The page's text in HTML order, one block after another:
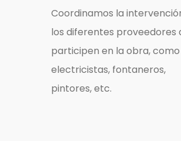
Coordinamos la
los diferentes proveedores
participen en la obra, como
electricistas, fontaneros,
pintores, etc.